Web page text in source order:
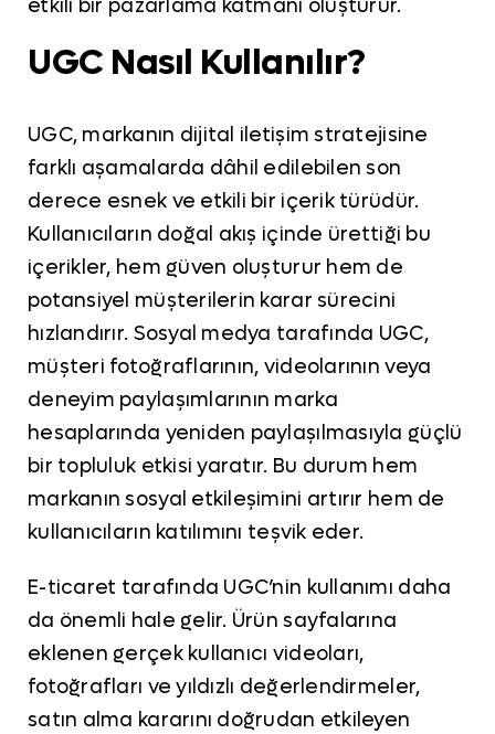
etkili bir pazarlama katmanı oluşturur.
UGC Nasıl Kullanılır?
UGC, markanın dijital iletişim stratejisine
farklı aşamalarda dâhil edilebilen son
derece esnek ve etkili bir içerik türüdür.
Kullanıcıların doğal akış içinde ürettiği bu
içerikler, hem güven oluşturur hem de
potansiyel müşterilerin karar sürecini
hızlandırır. Sosyal medya tarafında UGC,
müşteri fotoğraflarının, videolarının veya
deneyim paylaşımlarının marka
hesaplarında yeniden paylaşılmasıyla güçlü
bir topluluk etkisi yaratır. Bu durum hem
markanın sosyal etkileşimini artırır hem de
kullanıcıların katılımını teşvik eder.
E-ticaret tarafında UGC’nin kullanımı daha
da önemli hale gelir. Ürün sayfalarına
eklenen gerçek kullanıcı videoları,
fotoğrafları ve yıldızlı değerlendirmeler,
satın alma kararını doğrudan etkileyen